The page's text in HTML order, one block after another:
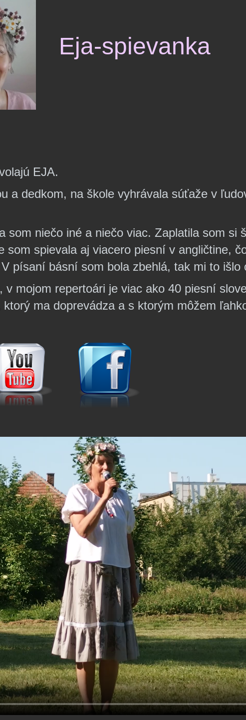
Eja-spievanka
EJA.
a dedkom, na škole vyhrávala súťaže v
som niečo iné a niečo viac. Zaplatila som si
som spievala aj viacero piesní v angličtine,
písaní básní som bola zbehlá, tak mi to išlo
v mojom repertoári je viac ako 40 piesní
ma doprevádza a s ktorým môžem